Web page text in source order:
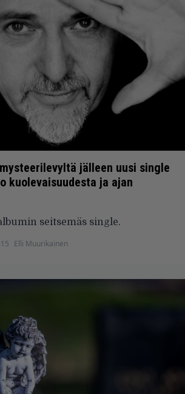
jälleen uusi single
kuolevaisuudesta ja ajan
seitsemäs single.
Elli Muurikainen